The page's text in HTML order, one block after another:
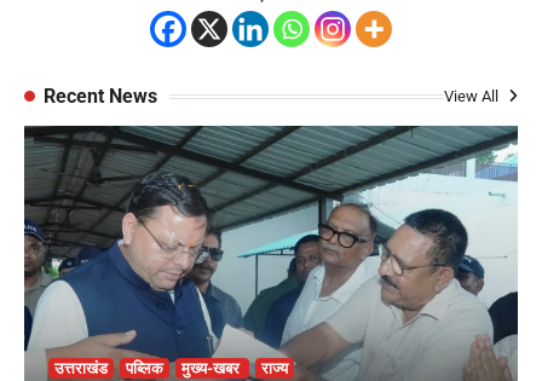
Recent News View All
उत्तराखंड पब्लिक मुख्य-खबर राज्य